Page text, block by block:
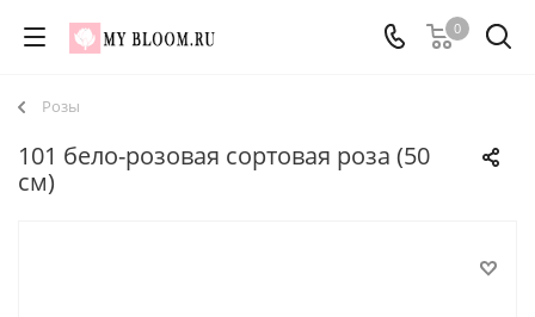
0
Розы
101 бело-розовая сортовая роза (50
см)